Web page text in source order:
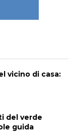
vicino di casa:
del verde
guida